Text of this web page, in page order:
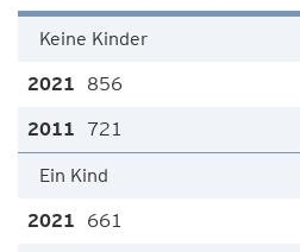
Keine Kinder
856
721
Ein Kind
661